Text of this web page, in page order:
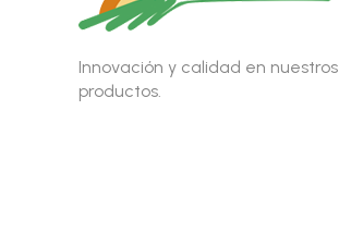
Innovación y calidad en nuestros
productos.